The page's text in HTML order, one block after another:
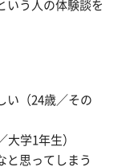
いう人の体験談を
い（24歳／その
大学1年生）
と思ってしまう